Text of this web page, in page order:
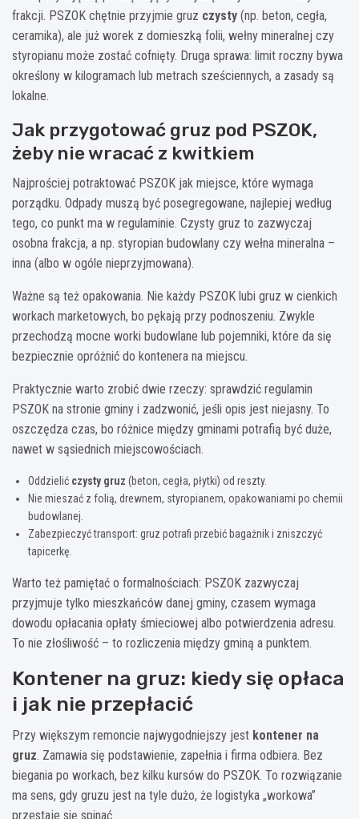
frakcji. PSZOK chętnie przyjmie gruz czysty (np. beton, cegła,
ceramika), ale już worek z domieszką folii, wełny mineralnej czy
styropianu może zostać cofnięty. Druga sprawa: limit roczny bywa
określony w kilogramach lub metrach sześciennych, a zasady są
lokalne.
Jak przygotować gruz pod PSZOK,
żeby nie wracać z kwitkiem
Najprościej potraktować PSZOK jak miejsce, które wymaga
porządku. Odpady muszą być posegregowane, najlepiej według
tego, co punkt ma w regulaminie. Czysty gruz to zazwyczaj
osobna frakcja, a np. styropian budowlany czy wełna mineralna –
inna (albo w ogóle nieprzyjmowana).
Ważne są też opakowania. Nie każdy PSZOK lubi gruz w cienkich
workach marketowych, bo pękają przy podnoszeniu. Zwykle
przechodzą mocne worki budowlane lub pojemniki, które da się
bezpiecznie opróżnić do kontenera na miejscu.
Praktycznie warto zrobić dwie rzeczy: sprawdzić regulamin
PSZOK na stronie gminy i zadzwonić, jeśli opis jest niejasny. To
oszczędza czas, bo różnice między gminami potrafią być duże,
nawet w sąsiednich miejscowościach.
Oddzielić czysty gruz (beton, cegła, płytki) od reszty.
Nie mieszać z folią, drewnem, styropianem, opakowaniami po chemii
budowlanej.
Zabezpieczyć transport: gruz potrafi przebić bagażnik i zniszczyć
tapicerkę.
Warto też pamiętać o formalnościach: PSZOK zazwyczaj
przyjmuje tylko mieszkańców danej gminy, czasem wymaga
dowodu opłacania opłaty śmieciowej albo potwierdzenia adresu.
To nie złośliwość – to rozliczenia między gminą a punktem.
Kontener na gruz: kiedy się opłaca
i jak nie przepłacić
Przy większym remoncie najwygodniejszy jest kontener na
gruz. Zamawia się podstawienie, zapełnia i firma odbiera. Bez
biegania po workach, bez kilku kursów do PSZOK. To rozwiązanie
ma sens, gdy gruzu jest na tyle dużo, że logistyka „workowa”
przestaje się spinać.